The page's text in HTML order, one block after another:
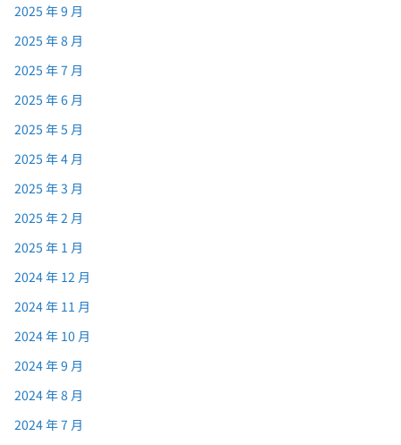
2025 年 9 月
2025 年 8 月
2025 年 7 月
2025 年 6 月
2025 年 5 月
2025 年 4 月
2025 年 3 月
2025 年 2 月
2025 年 1 月
2024 年 12 月
2024 年 11 月
2024 年 10 月
2024 年 9 月
2024 年 8 月
2024 年 7 月